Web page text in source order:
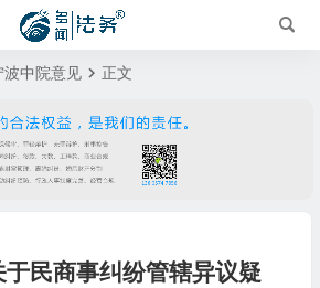
波中院意见 正文
民商事纠纷管辖异议疑